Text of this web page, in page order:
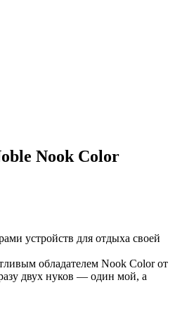
Nook Color
устройств для отдыха своей
обладателем Nook Color от
двух нуков — один мой, а